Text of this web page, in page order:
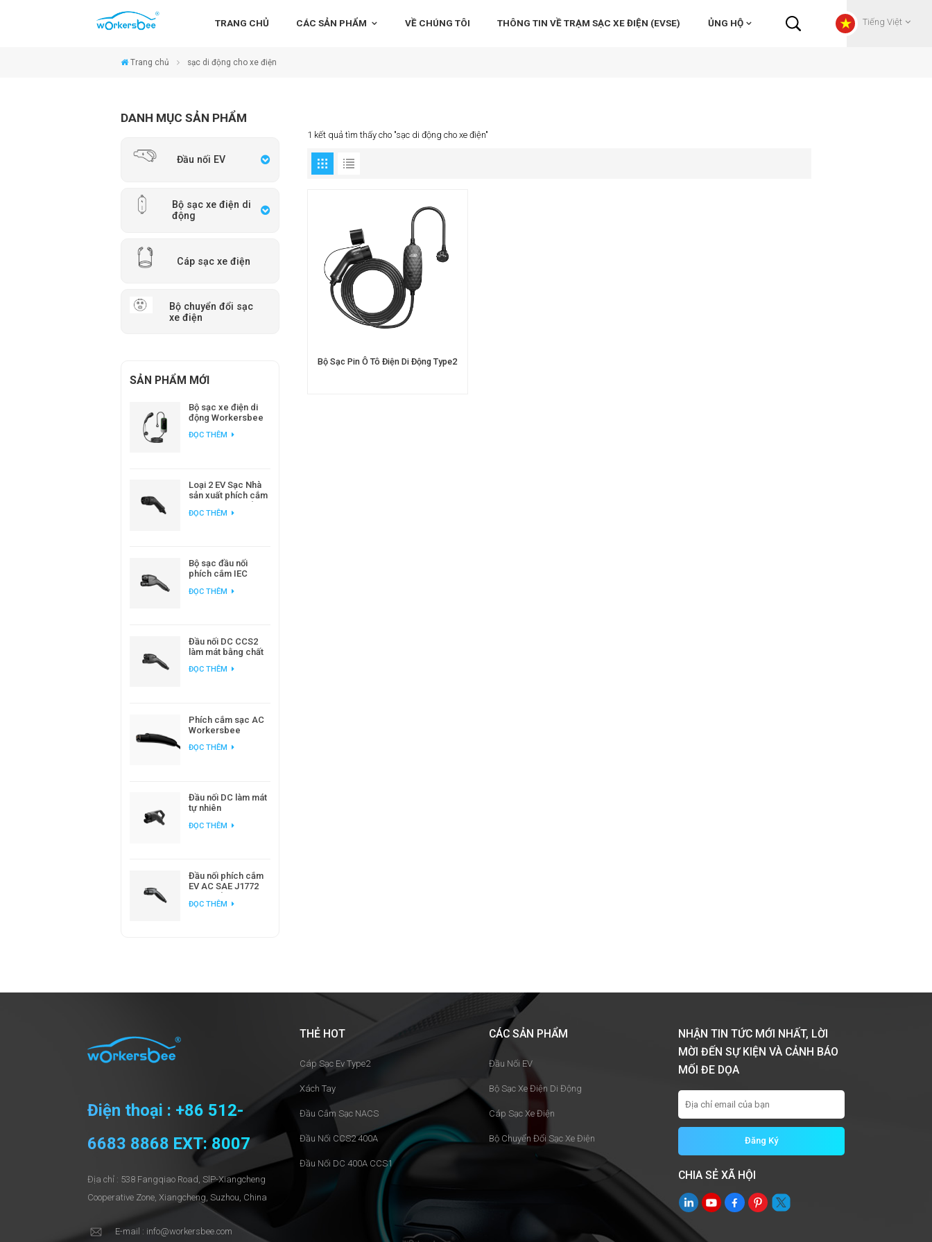
TRANG CHỦ CÁC SẢN PHẨM VỀ CHÚNG TÔI THÔNG TIN VỀ TRẠM SẠC XE ĐIỆN (EVSE) ỦNG HỘ Tiếng Việt
Trang chủ sạc di động cho xe điện
DANH MỤC SẢN PHẨM
Đầu nối EV
Bộ sạc xe điện di
động
Cáp sạc xe điện
Bộ chuyển đổi sạc
xe điện
SẢN PHẨM MỚI
Bộ sạc xe điện di
động Workersbee
dòng điện điều
ĐỌC THÊM
Loại 2 EV Sạc Nhà
sản xuất phích cắm
Châu Âu
ĐỌC THÊM
Bộ sạc đầu nối
phích cắm IEC
cho trạm sạc EV
ĐỌC THÊM
Đầu nối DC CCS2
làm mát bằng chất
dành cho sạc xe
ĐỌC THÊM
Phích cắm sạc AC
Workersbee
sạc EV tại nhà và nơi
ĐỌC THÊM
Đầu nối DC làm mát
tự nhiên
CCS2 để sạc nhanh
ĐỌC THÊM
Đầu nối phích cắm
EV AC SAE J1772
điện
ĐỌC THÊM
1 kết quả tìm thấy cho "sạc di động cho xe điện"
Bộ Sạc Pin Ô Tô Điện Di Động Type2
Điện thoại : +86 512-
6683 8868 EXT: 8007
Địa chỉ : 538 Fangqiao Road, SlP-Xiangcheng
Cooperative Zone, Xiangcheng, Suzhou, China
E-mail : info@workersbee.com
THẺ HOT
Cáp Sạc Ev Type2
Xách Tay
Đầu Cắm Sạc NACS
Đầu Nối CCS2 400A
Đầu Nối DC 400A CCS1
CÁC SẢN PHẨM
Đầu Nối EV
Bộ Sạc Xe Điện Di Động
Cáp Sạc Xe Điện
Bộ Chuyển Đổi Sạc Xe Điện
NHẬN TIN TỨC MỚI NHẤT, LỜI
MỜI ĐẾN SỰ KIỆN VÀ CẢNH BÁO
MỐI ĐE DỌA
CHIA SẺ XÃ HỘI